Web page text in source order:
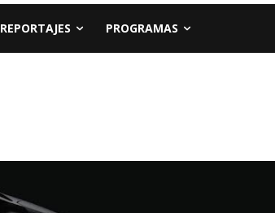
REPORTAJES PROGRAMAS